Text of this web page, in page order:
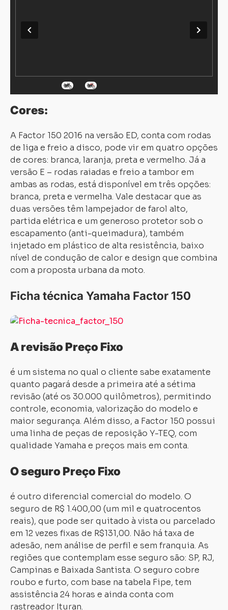
Cores:
A Factor 150 2016 na versão ED, conta com rodas
de liga e freio a disco, pode vir em quatro opções
de cores: branca, laranja, preta e vermelho. Já a
versão E – rodas raiadas e freio a tambor em
ambas as rodas, está disponível em três opções:
branca, preta e vermelha. Vale destacar que as
duas versões têm lampejador de farol alto,
partida elétrica e um generoso protetor sob o
escapamento (anti-queimadura), também
injetado em plástico de alta resistência, baixo
nível de condução de calor e design que combina
com a proposta urbana da moto.
Ficha técnica Yamaha Factor 150
A revisão Preço Fixo
é um sistema no qual o cliente sabe exatamente
quanto pagará desde a primeira até a sétima
revisão (até os 30.000 quilômetros), permitindo
controle, economia, valorização do modelo e
maior segurança. Além disso, a Factor 150 possui
uma linha de peças de reposição Y-TEQ, com
qualidade Yamaha e preços mais em conta.
O seguro Preço Fixo
é outro diferencial comercial do modelo. O
seguro de R$ 1.400,00 (um mil e quatrocentos
reais), que pode ser quitado à vista ou parcelado
em 12 vezes fixas de R$131,00. Não há taxa de
adesão, nem análise de perfil e sem franquia. As
regiões que contemplam esse seguro são: SP, RJ,
Campinas e Baixada Santista. O seguro cobre
roubo e furto, com base na tabela Fipe, tem
assistência 24 horas e ainda conta com
rastreador Ituran.